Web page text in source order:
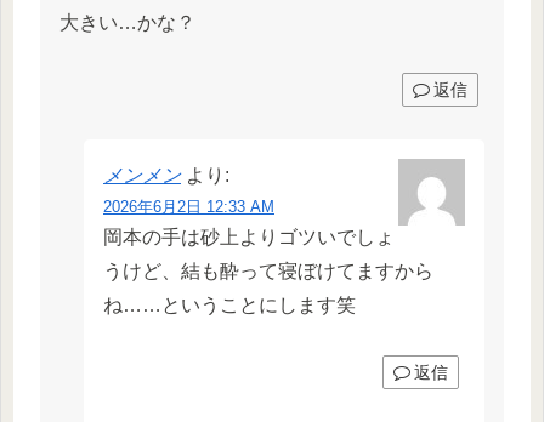
大きい…かな？
返信
メンメン より:
2026年6月2日 12:33 AM
岡本の手は砂上よりゴツいでしょ
うけど、結も酔って寝ぼけてますから
ね……ということにします笑
返信